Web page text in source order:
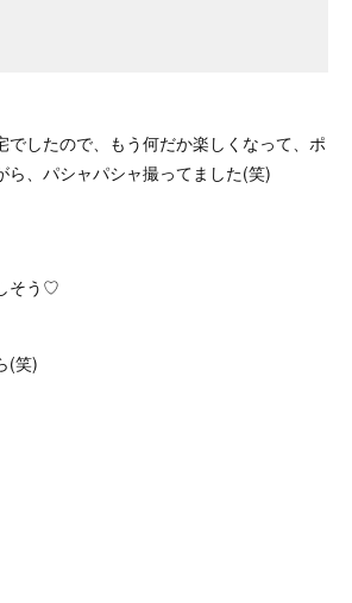
でしたので、もう何だか楽しくなって、ポ
ら、パシャパシャ撮ってました(笑)
そう♡
(笑)